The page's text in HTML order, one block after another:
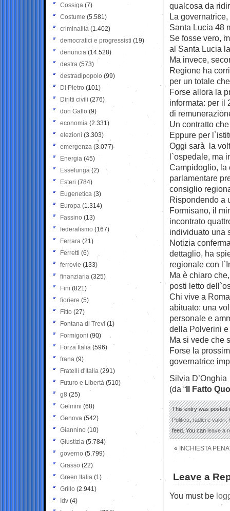
qualcosa da
La
Santa Lucia 48
Se fosse vero,
al Santa Lucia
Ma invece,
Regione ha
per un totale
Forse allora la
informata: per il
di
Un contratto
Eppure per
Oggi sarà la
l`ospedale, ma
Campidoglio, la
parlamentare
consiglio
Rispondendo a
Formisano, il
incontrato
individuato una
Notizia
dettaglio, ha
regionale con
Ma è chiaro
posti letto
Chi vive a
abituato: una
personale e
della Polverini
Ma si vede che
Forse la
governatrice
Silvia D’Onghia
(da “Il Fatto
This entry was posted
Politica,radici e valori,
feed. You canleave a
« INCHIESTA
Leave a
You must be
Cossiga (7)
Costume (5.581)
criminalità (1.402)
democratici e progressisti (19)
denuncia (14.528)
destra (573)
destradipopolo (99)
Di Pietro (101)
Diritti civili (276)
don Gallo (9)
economia (2.331)
elezioni (3.303)
emergenza (3.077)
Energia (45)
Esselunga (2)
Esteri (784)
Eugenetica (3)
Europa (1.314)
Fassino (13)
federalismo (167)
Ferrara (21)
Ferretti (6)
ferrovie (133)
finanziaria (325)
Fini (821)
fioriere (5)
Fitto (27)
Fontana di Trevi (1)
Formigoni (90)
Forza Italia (596)
frana (9)
Fratelli d'Italia (291)
Futuro e Libertà (510)
g8 (25)
Gelmini (68)
Genova (542)
Giannino (10)
Giustizia (5.784)
governo (5.799)
Grasso (22)
Green Italia (1)
Grillo (2.941)
Idv (4)